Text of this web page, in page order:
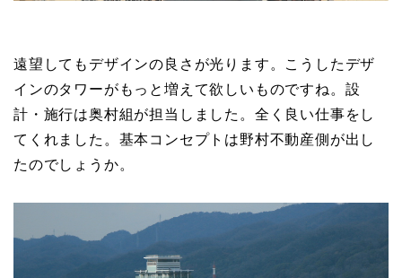
遠望してもデザインの良さが光ります。こうしたデザ
インのタワーがもっと増えて欲しいものですね。設
計・施行は奥村組が担当しました。全く良い仕事をし
てくれました。基本コンセプトは野村不動産側が出し
たのでしょうか。